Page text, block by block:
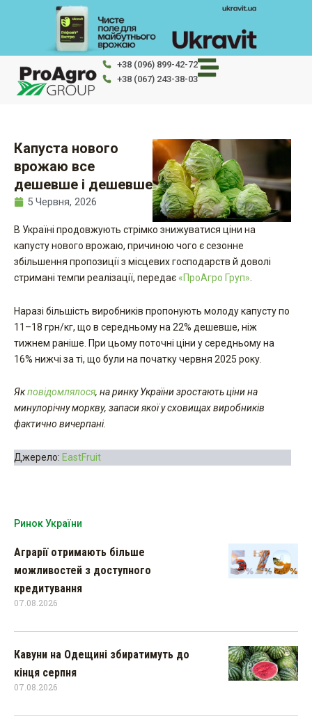
+38 (096) 899-42-72
+38 (067) 243-38-03
Капуста нового
врожаю все
дешевше і дешевше
5 Червня, 2026
В Україні продовжують стрімко знижуватися ціни на
капусту нового врожаю, причиною чого є сезонне
збільшення пропозиції з місцевих господарств й доволі
стримані темпи реалізації, передає «ПроАгро Груп».
Наразі більшість виробників пропонують молоду капусту по
11–18 грн/кг, що в середньому на 22% дешевше, ніж
тижнем раніше. При цьому поточні ціни у середньому на
16% нижчі за ті, що були на початку червня 2025 року.
Якповідомлялося, на ринку України зростають ціни на
минулорічну моркву, запаси якої у сховищах виробників
фактично вичерпані.
Джерело: EastFruit
Ринок України
Аграрії отримають більше
можливостей з доступного
кредитування
07.08.2026
Кавуни на Одещині збиратимуть до
кінця серпня
07.08.2026